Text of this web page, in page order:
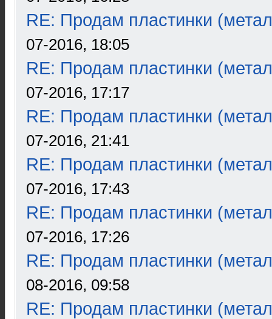
RE: Продам пластинки
07-2016, 18:05
RE: Продам пластинки
07-2016, 17:17
RE: Продам пластинки
07-2016, 21:41
RE: Продам пластинки
07-2016, 17:43
RE: Продам пластинки
07-2016, 17:26
RE: Продам пластинки
08-2016, 09:58
RE: Продам пластинки